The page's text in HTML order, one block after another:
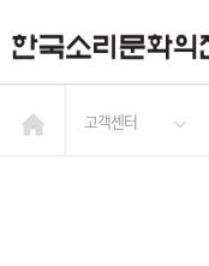
고객센터